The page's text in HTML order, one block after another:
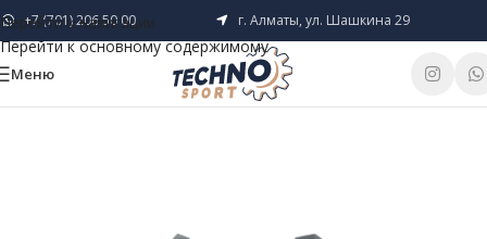
Перейти к навигации
Перейти к основному содержимому
+7 (701) 206 50 00 г. Алматы, ул. Шашкина 29
Меню